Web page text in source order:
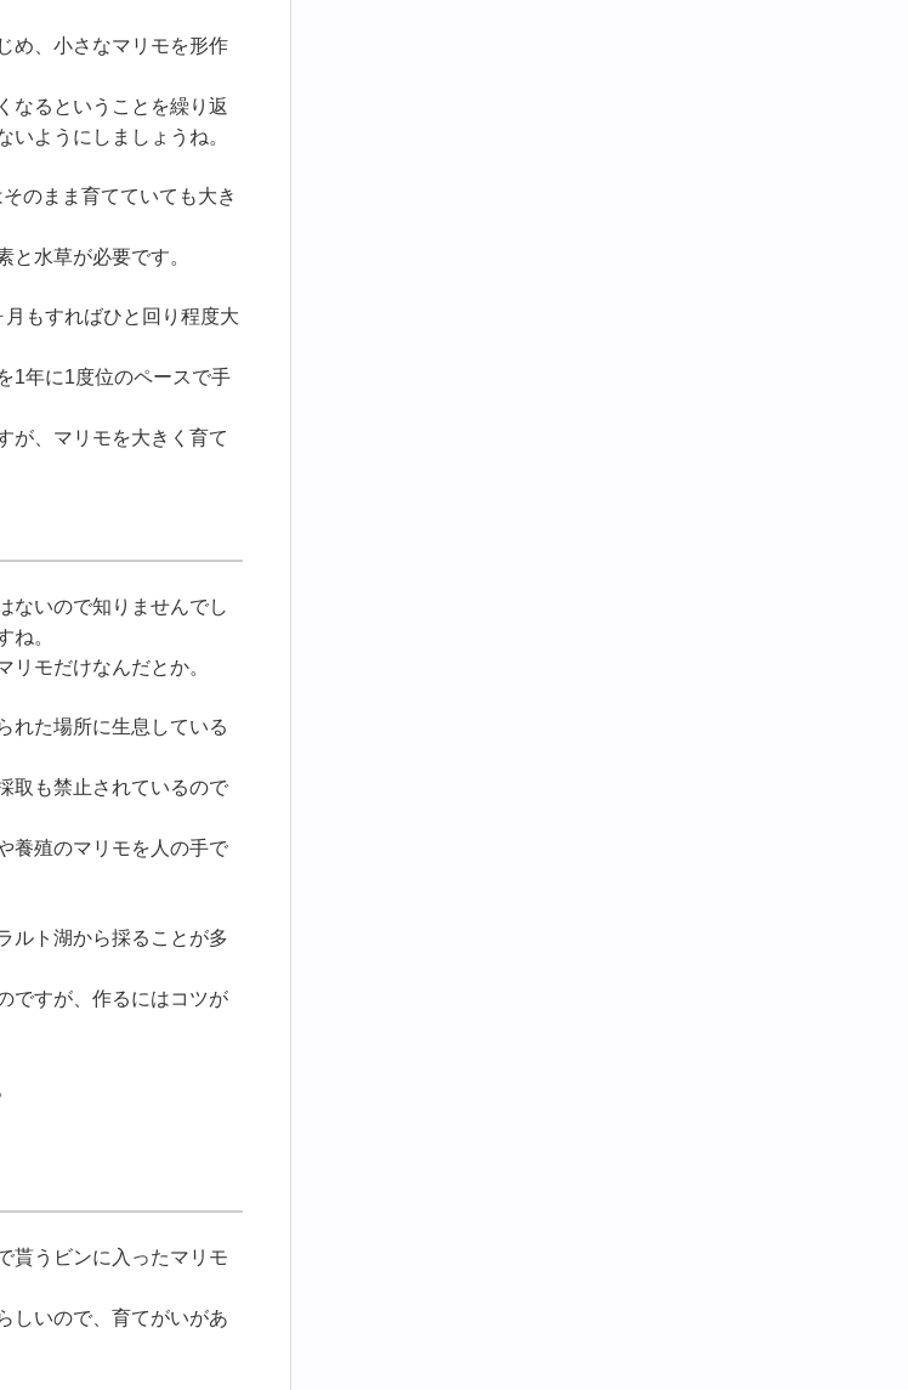
め、小さなマリモを形作
なるということを繰り返
ようにしましょうね。
のまま育てていても大き
と水草が必要です。
もすればひと回り程度大
1年に1度位のペースで手
が、マリモを大きく育て
ないので知りませんでし
ね。
モだけなんだとか。
れた場所に生息している
取も禁止されているので
養殖のマリモを人の手で
ルト湖から採ることが多
ですが、作るにはコツが
貰うビンに入ったマリモ
しいので、育てがいがあ